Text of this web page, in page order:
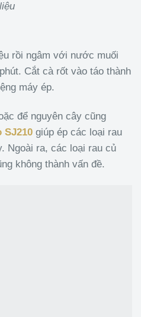
rồi ngâm với nước muối
Cắt cà rốt vào táo thành
máy ép.
để nguyên cây cũng
SJ210 giúp ép các loại rau
Ngoài ra, các loại rau củ
không thành vấn đề.